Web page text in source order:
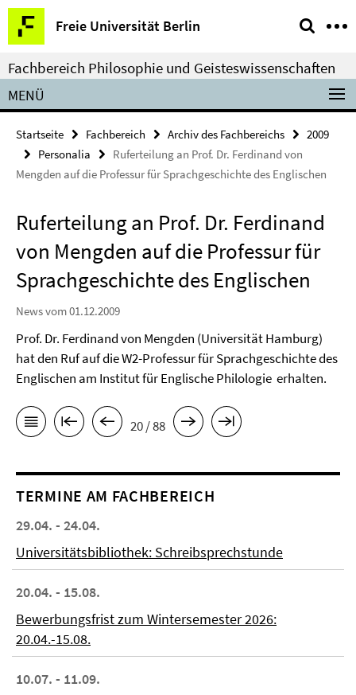
Springe
direkt
zu
Inhalt
Freie Universität Berlin
Service-
Navigation
Fachbereich Philosophie und Geisteswissenschaften
MENÜ
Startseite Fachbereich Archiv des Fachbereichs
2009
Personalia
Ruferteilung an Prof. Dr. Ferdinand von
Mengden auf die Professur für Sprachgeschichte des Englischen
Ruferteilung an Prof. Dr. Ferdinand
von Mengden auf die Professur für
Sprachgeschichte des Englischen
News vom 01.12.2009
Prof. Dr. Ferdinand von Mengden (Universität Hamburg)
hat den Ruf auf die W2-Professur für Sprachgeschichte des
Englischen am Institut für Englische Philologie erhalten.
20 / 88
TERMINE AM FACHBEREICH
29.04. - 24.04.
Universitätsbibliothek: Schreibsprechstunde
20.04. - 15.08.
Bewerbungsfrist zum Wintersemester 2026:
20.04.-15.08.
10.07. - 11.09.